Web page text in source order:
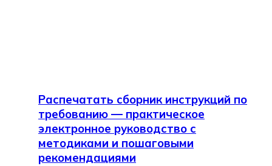
Распечатать сборник инструкций по
требованию — практическое
электронное руководство с
методиками и пошаговыми
рекомендациями